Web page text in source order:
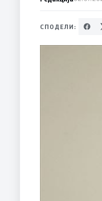
СПОДЕЛИ: